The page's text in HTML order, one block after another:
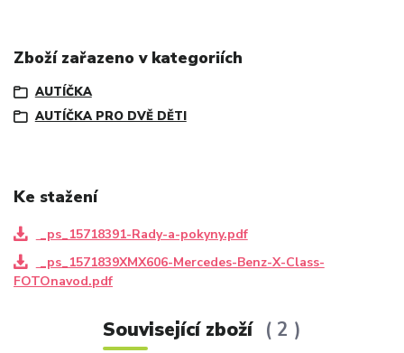
Zboží zařazeno v kategoriích
AUTÍČKA
AUTÍČKA PRO DVĚ DĚTI
Ke stažení
_ps_15718391-Rady-a-pokyny.pdf
_ps_1571839XMX606-Mercedes-Benz-X-Class-
FOTOnavod.pdf
Související zboží 2